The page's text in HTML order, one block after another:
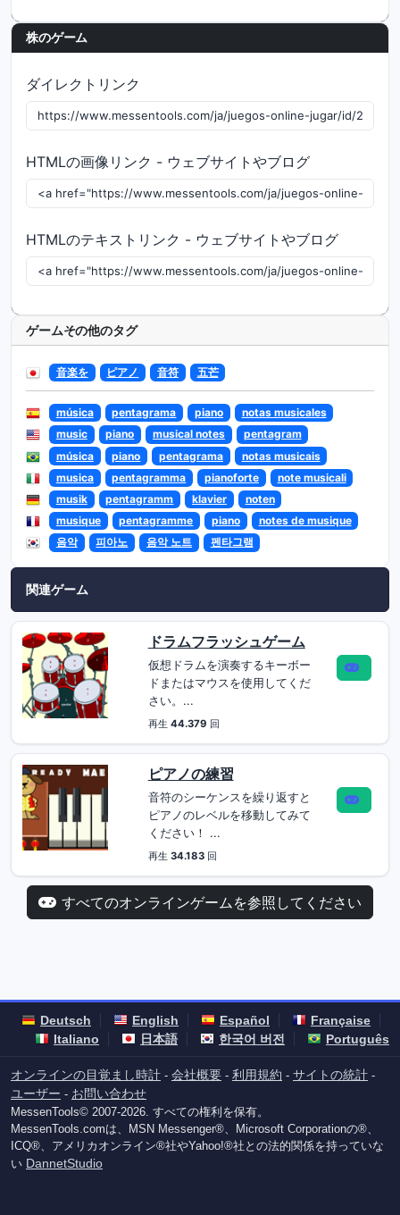
株のゲーム
ダイレクトリンク
HTMLの画像リンク - ウェブサイトやブログ
HTMLのテキストリンク - ウェブサイトやブログ
ゲームその他のタグ
音楽を ピアノ 音符 五芒
música pentagrama piano
notas musicales
music
piano musical notes
pentagram
música
piano pentagrama
notas musicais
musica
pentagramma pianoforte
note musicali
musik
pentagramm klavier
noten
musique
pentagramme piano
notes de musique
음악
피아노 음악 노트 펜타그램
関連ゲーム
ドラムフラッシュゲーム
仮想ドラムを演奏するキーボー
ドまたはマウスを使用してくだ
さい。...
再生 44.379 回
ピアノの練習
音符のシーケンスを繰り返すと
ピアノのレベルを移動してみて
ください！ ...
再生 34.183回
すべてのオンラインゲームを参照してください
Deutsch English Español
Française
Italiano
日本語 한국어 버전 Português
オンラインの目覚まし時計 - 会社概要 - 利用規約 - サイトの統計 -
ユーザー - お問い合わせ
MessenTools© 2007-2026. すべての権利を保有。
MessenTools.comは、MSN Messenger®、Microsoft Corporationの®、
ICQ®、アメリカオンライン®社やYahoo!®社との法的関係を持っていな
い DannetStudio